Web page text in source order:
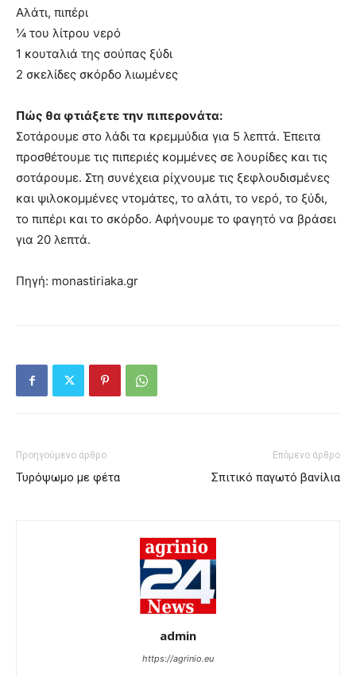
Αλάτι, πιπέρι
¼ του λίτρου νερό
1 κουταλιά της σούπας ξύδι
2 σκελίδες σκόρδο λιωμένες
Πώς θα φτιάξετε την πιπερονάτα:
Σοτάρουμε στο λάδι τα κρεμμύδια για 5 λεπτά. Έπειτα
προσθέτουμε τις πιπεριές κομμένες σε λουρίδες και τις
σοτάρουμε. Στη συνέχεια ρίχνουμε τις ξεφλουδισμένες
και ψιλοκομμένες ντομάτες, το αλάτι, το νερό, το ξύδι,
το πιπέρι και το σκόρδο. Αφήνουμε το φαγητό να βράσει
για 20 λεπτά.
Πηγή: monastiriaka.gr
Προηγούμενο άρθρο
Τυρόψωμο με φέτα
Επόμενο άρθρο
Σπιτικό παγωτό βανίλια
admin
https://agrinio.eu